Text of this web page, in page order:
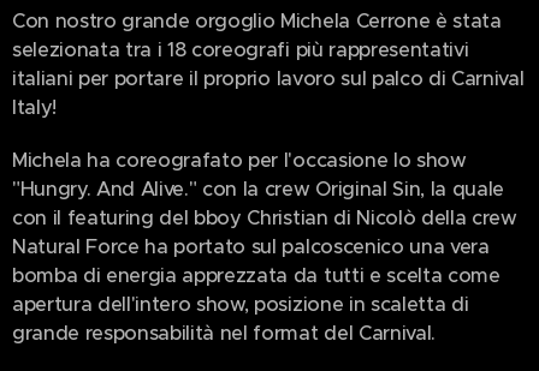
Con nostro grande orgoglio Michela Cerrone è stata
selezionata tra i 18 coreografi più rappresentativi
italiani per portare il proprio lavoro sul palco di Carnival
Italy!
Michela ha coreografato per l'occasione lo show
"Hungry. And Alive." con la crew Original Sin, la quale
con il featuring del bboy Christian di Nicolò della crew
Natural Force ha portato sul palcoscenico una vera
bomba di energia apprezzata da tutti e scelta come
apertura dell'intero show, posizione in scaletta di
grande responsabilità nel format del Carnival.